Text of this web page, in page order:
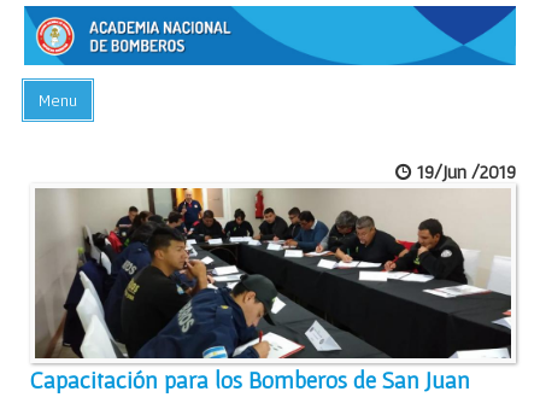
Menu
ACADEMIA
PREGUNTAS FRECUENTES
BIBLIOTECA
EVENTOS
CONTACTO
19/Jun /2019
Capacitación para los Bomberos de San Juan